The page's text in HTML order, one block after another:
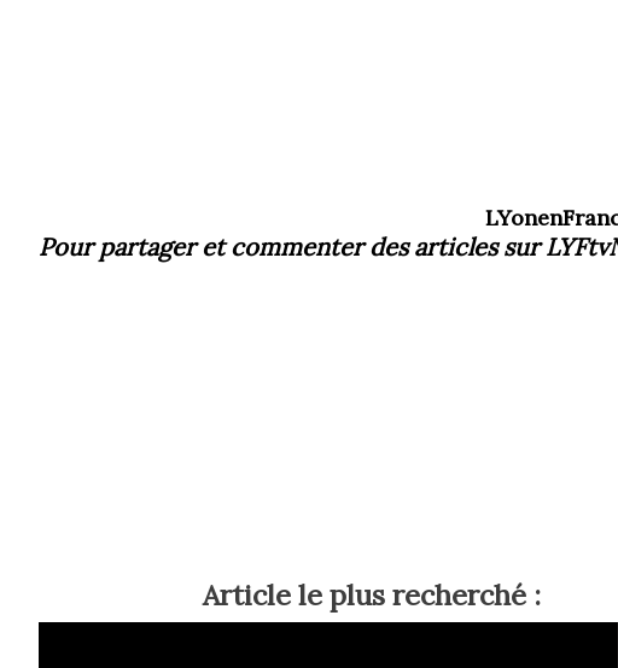
Pour partager et commenter des articlessur
Article le plus recherché :